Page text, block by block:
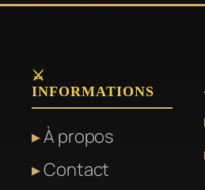
⚔️
INFORMATIONS
À propos
Contact